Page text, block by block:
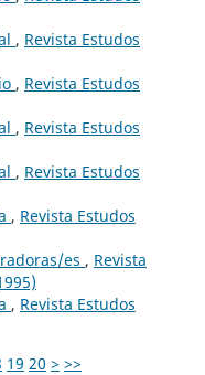
, Revista Estudos
, Revista Estudos
, Revista Estudos
, Revista Estudos
, Revista Estudos
es , Revista
, Revista Estudos
19 20 > >>